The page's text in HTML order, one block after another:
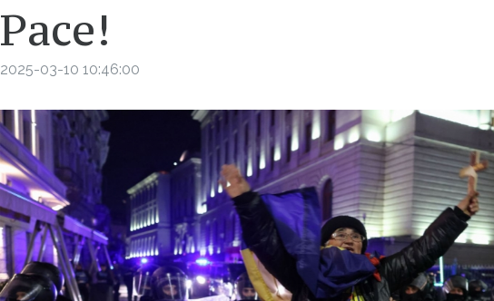
Pace!
2025-03-10 10:46:00